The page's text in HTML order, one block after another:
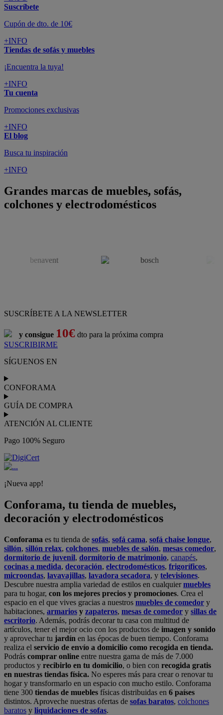
Suscríbete
Cupón de dto. de 10€
+INFO
Tiendas de sofás y muebles
¡Encuentra la tuya!
+INFO
Tu cuenta
Promociones exclusivas
+INFO
El blog
Busca tu inspiración
+INFO
Grandes marcas de muebles, sofás,
colchones y electrodomésticos
SUSCRÍBETE A LA NEWSLETTER
y consigue 10€ dto para la próxima compra
SUSCRIBIRME
SÍGUENOS EN
CONFORAMA
GUÍA DE COMPRA
ATENCIÓN AL CLIENTE
Pago 100% Seguro
¡Nueva app!
Conforama, tu tienda de muebles,
decoración y electrodomésticos
Conforama es tu tienda de sofás, sofá cama, sofá chaise longue,
sillón, sillón relax, colchones, muebles de salón, mesas comedor,
dormitorio de juvenil, dormitorio de matrimonio, canapés,
cocinas a medida, decoración, electrodomésticos, frigoríficos,
microondas, lavavajillas, lavadora secadora, y televisiones.
Descubre nuestra amplia variedad de estilos en cualquiermuebles
para tu hogar, con los mejores precios y promociones. Crea el
espacio en el que vives gracias a nuestros muebles de comedor y
habitaciones, armarios y zapateros, mesas de comedor y sillas de
escritorio. Además, podrás decorar tu casa con multitud de
artículos, tener el mejor ocio con los productos de imagen y sonido
y aprovechar tu jardín en las épocas de buen tiempo. Conforama
realiza el servicio de envío a domicilio como recogida en tienda.
Podrás comprar online entre nuestra gama de más de 7.000
productos y recibirlo en tu domicilio, o bien con recogida gratis
en nuestras tiendas física. No esperes más para crear o renovar tu
hogar y transformarlo en un espacio con mucho estilo. Conforama
tiene 300 tiendas de muebles físicas distribuidas en 6 países
distintos. Aproveche nuestras ofertas de sofas baratos, colchones
baratos y liquidaciones de sofas.